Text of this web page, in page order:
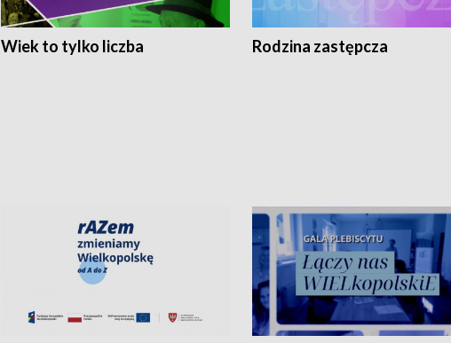
Wiek to tylko liczba Rodzina zastępcza